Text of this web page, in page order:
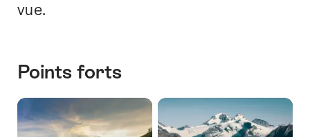
vue.
Points forts